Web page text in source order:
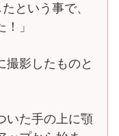
という事で、
」
撮影したものと
いた手の上に顎